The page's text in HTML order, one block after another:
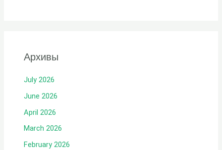
Архивы
July 2026
June 2026
April 2026
March 2026
February 2026